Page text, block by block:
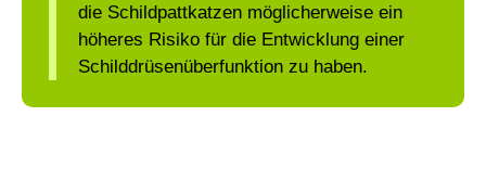
die Schildpattkatzen möglicherweise ein
höheres Risiko für die Entwicklung einer
Schilddrüsenüberfunktion zu haben.